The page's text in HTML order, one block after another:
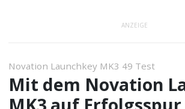
ANZEIGE
Novation Launchkey MK3 49 Test
Mit dem Novation